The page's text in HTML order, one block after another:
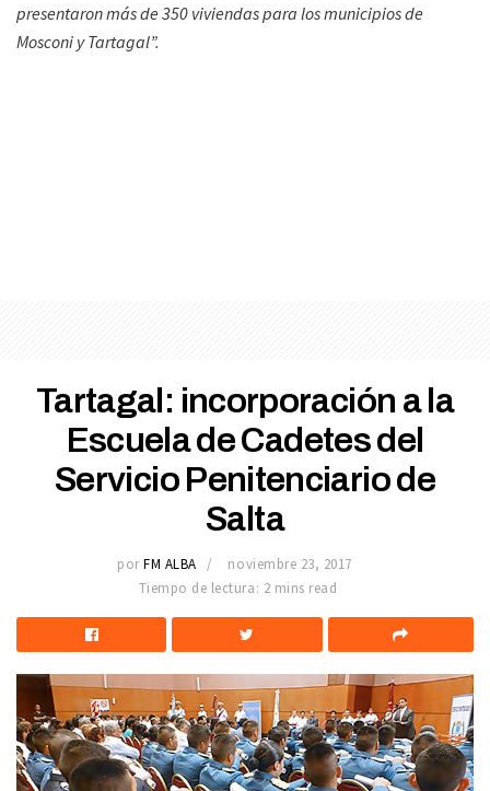
presentaron más de 350 viviendas para los municipios de
Mosconi y Tartagal”.
Tartagal: incorporación a la
Escuela de Cadetes del
Servicio Penitenciario de
Salta
por FM ALBA
noviembre 23, 2017
Tiempo de lectura: 2 mins read